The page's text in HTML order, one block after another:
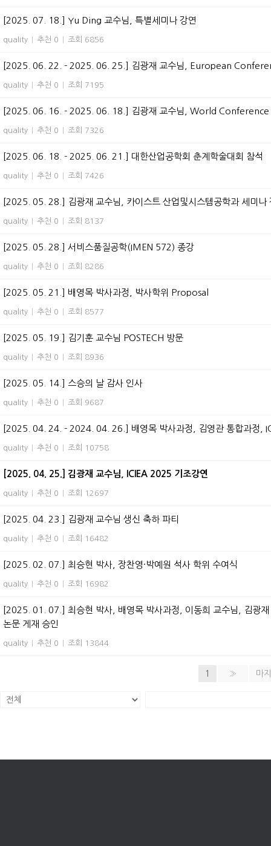
[2025. 07. 18.] Yu Ding 교수님, 특별세미나 강연
quality 추천 0 조회 6856
[2025. 06. 22. - 2025. 06. 25.] 김광재 교수님, European
quality 추천 0 조회 7195
[2025. 06. 16. - 2025. 06. 18.] 김광재 교수님, World
quality 추천 0 조회 7326
[2025. 06. 18. - 2025. 06. 21.] 대한산업공학회 춘계학술대회 참석
quality 추천 0 조회 7426
[2025. 05. 28.] 김광재 교수님, 카이스트 산업및시스템공학과 세미나
quality 추천 0 조회 8137
[2025. 05. 28.] 서비스품질공학(IMEN 572) 종강
quality 추천 0 조회 8286
[2025. 05. 21.] 배영목 박사과정, 박사학위 Proposal
quality 추천 0 조회 8577
[2025. 05. 19.] 김기훈 교수님 POSTECH 방문
quality 추천 0 조회 8936
[2025. 05. 14.] 스승의 날 감사 인사
quality 추천 0 조회 9687
[2025. 04. 24. - 2024. 04. 26.] 배영목 박사과정, 김영관 통합과정,
quality 추천 0 조회 10758
[2025. 04. 25.] 김광재 교수님, ICIEA 2025 기조강연
quality 추천 0 조회 12697
[2025. 04. 23.] 김광재 교수님 생신 축하 파티
quality 추천 0 조회 16482
[2025. 02. 07.] 최승현 박사, 장찬영·박예원 석사 학위 수여식
quality 추천 0 조회 16982
[2025. 01. 07.] 최승현 박사, 배영목 박사과정, 이동희 교수님, 김
논문 게재 승인
quality 추천 0 조회 13844
1 » 마